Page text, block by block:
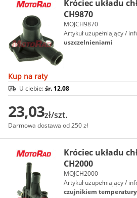
Króciec układu
CH9870
MOJCH9870
Artykuł uzupełniający /
uszczelnieniami
Kup na raty
U ciebie:śr. 12.08
23,03zł/szt.
Darmowa dostawa od 250 zł
Króciec układu
CH2000
MOJCH2000
Artykuł uzupełniający /
czujnikiem temperatury